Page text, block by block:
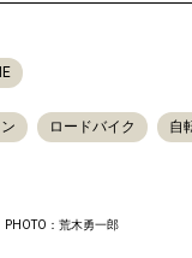
ロードバイク 自
：荒木勇一郎